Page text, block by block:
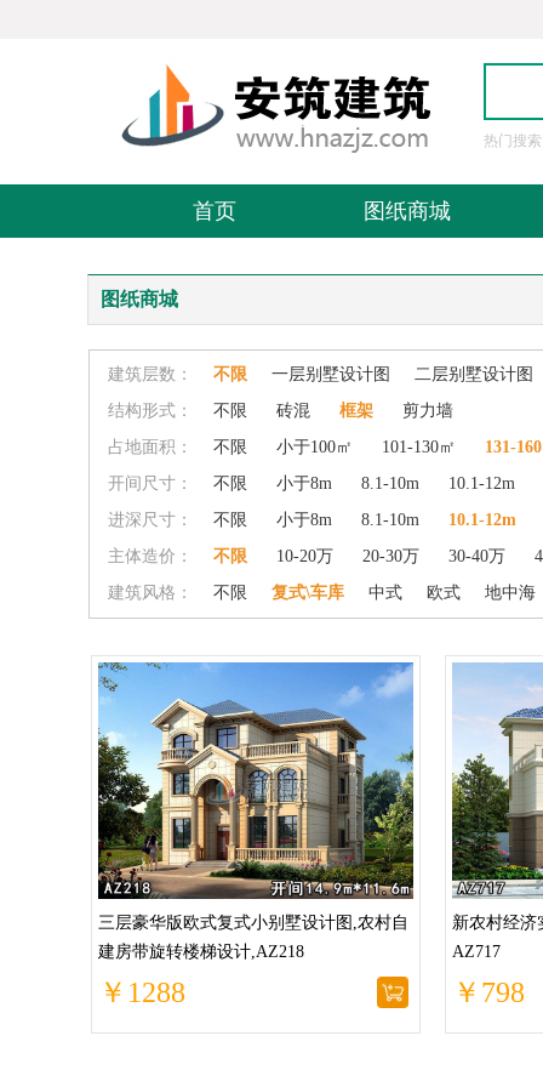
热门搜
首页 图纸商城
图纸商城
建筑层数： 不限 一层别墅设计图
二层别墅设计图
结构形式：
不限 砖混 框架
剪力墙
占地面积：
不限 小于100㎡ 101-130㎡
131-
开间尺寸：
不限 小于8m 8.1-10m
10.1-12m
进深尺寸：
不限 小于8m 8.1-10m
10.1-12m
主体造价：
不限 10-20万 20-30万 30-40万
建筑风格：
不限 复式\车库 中式 欧式 地中海
三层豪华版欧式复式小别墅设计图,农村自
建房带旋转楼梯设计,AZ218
￥1288
新农村经济
AZ717
￥798